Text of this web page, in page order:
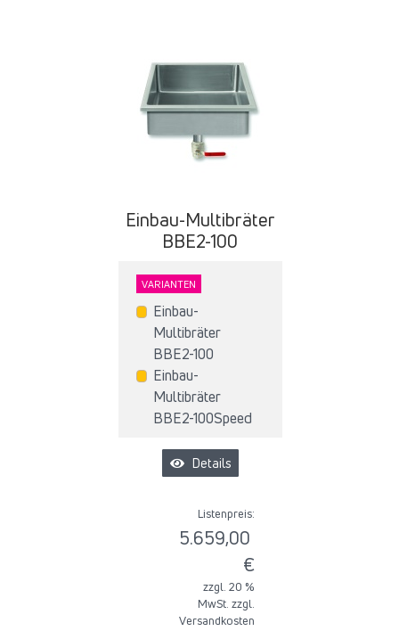
Einbau-Multibräter
BBE2-100
VARIANTEN
Einbau-
Multibräter
BBE2-100
Einbau-
Multibräter
BBE2-100Speed
Details
Listenpreis:
5.659,00
€
zzgl. 20 %
MwSt. zzgl.
Versandkosten